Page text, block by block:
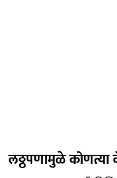
लठ्ठपणामुळे कोणत्या